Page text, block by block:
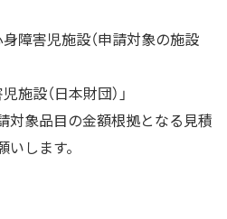
身障害児施設（申請対象の施設
施設（日本財団）」
対象品目の金額根拠となる見積
します。